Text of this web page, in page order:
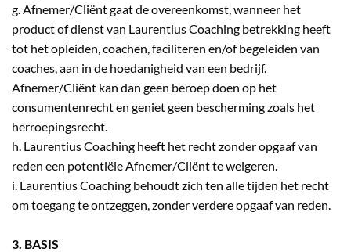
g. Afnemer/Cliënt gaat de overeenkomst, wanneer het
product of dienst van Laurentius Coaching betrekking heeft
tot het opleiden, coachen, faciliteren en/of begeleiden van
coaches, aan in de hoedanigheid van een bedrijf.
Afnemer/Cliënt kan dan geen beroep doen op het
consumentenrecht en geniet geen bescherming zoals het
herroepingsrecht.
h. Laurentius Coaching heeft het recht zonder opgaaf van
reden een potentiële Afnemer/Cliënt te weigeren.
i. Laurentius Coaching behoudt zich ten alle tijden het recht
om toegang te ontzeggen, zonder verdere opgaaf van reden.
3. BASIS